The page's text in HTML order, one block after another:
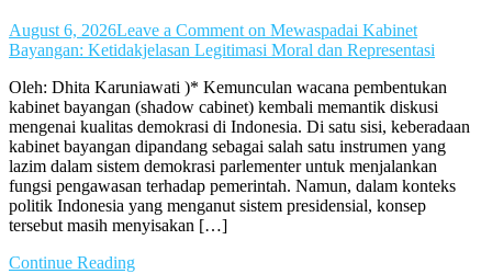
August 6, 2026Leave a Comment on Mewaspadai Kabinet
Bayangan: Ketidakjelasan Legitimasi Moral dan Representasi
Oleh: Dhita Karuniawati )* Kemunculan wacana pembentukan
kabinet bayangan (shadow cabinet) kembali memantik diskusi
mengenai kualitas demokrasi di Indonesia. Di satu sisi, keberadaan
kabinet bayangan dipandang sebagai salah satu instrumen yang
lazim dalam sistem demokrasi parlementer untuk menjalankan
fungsi pengawasan terhadap pemerintah. Namun, dalam konteks
politik Indonesia yang menganut sistem presidensial, konsep
tersebut masih menyisakan […]
Continue Reading